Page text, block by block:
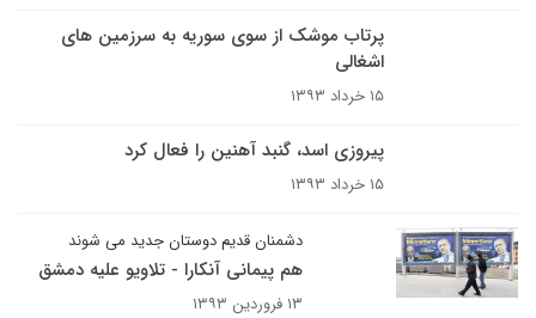
پرتاب موشک از سوی سوریه به سرزمین های
اشغالی
۱۵ خرداد ۱۳۹۳
پیروزی اسد، گنبد آهنین را فعال کرد
۱۵ خرداد ۱۳۹۳
دشمنان قدیم دوستان جدید می شوند
هم پیمانی آنکارا - تلاویو علیه دمشق
۱۳ فروردین ۱۳۹۳